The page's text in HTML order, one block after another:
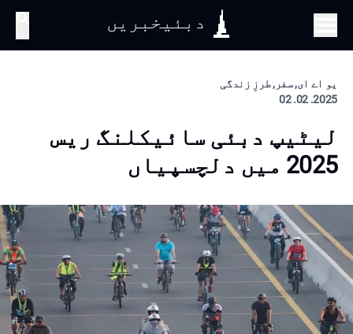
دبئیخبریں
یو اے ای, سفر, طرزِ زندگی
2025. 02. 02
لیٹیپ دبئی سائیکلنگ ریس
2025 میں دلچسپیاں